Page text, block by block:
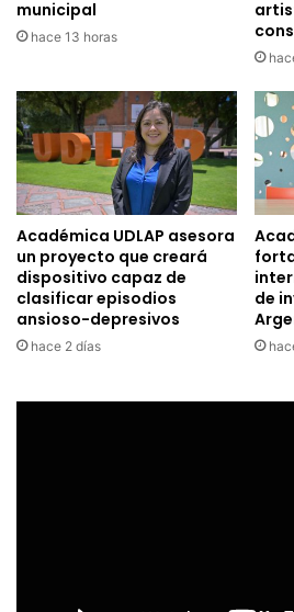
municipal
hace 13 horas
Académica UDLAP asesora
un proyecto que creará
dispositivo capaz de
clasificar episodios
ansioso-depresivos
hace 2 días
de